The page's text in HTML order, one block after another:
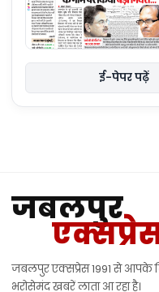
ई-पेपर पढ़ें
जबलपुर
जबलपुर एक्सप्रेस 1991 से आपके
भरोसेमंद खबरें लाता आ रहा है।